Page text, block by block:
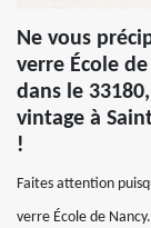
Ne vous
verre École
dans le
vintage à
!
Faites attention
verre École de